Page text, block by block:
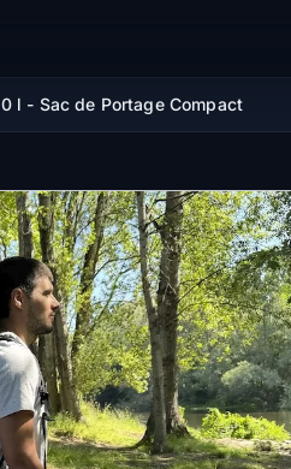
l - Sac de Portage Compact